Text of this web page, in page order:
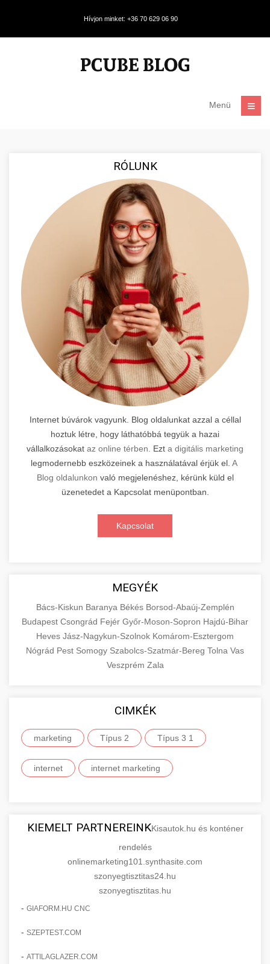
Hívjon minket: +36 70 629 06 90
Menü
RÓLUNK
Internet búvárok vagyunk. Blog oldalunkat azzal a céllal
hoztuk létre, hogy láthatóbbá tegyük a hazai
vállalkozásokat az online térben. Ezt a digitális marketing
legmodernebb eszközeinek a használatával érjük el. A
Blog oldalunkon való megjelenéshez, kérünk küld el
üzenetedet a Kapcsolat menüpontban.
Kapcsolat
MEGYÉK
Bács-Kiskun Baranya Békés Borsod-Abaúj-Zemplén
Budapest Csongrád Fejér Győr-Moson-Sopron Hajdú-Bihar
Heves Jász-Nagykun-Szolnok Komárom-Esztergom
Nógrád Pest Somogy Szabolcs-Szatmár-Bereg Tolna Vas
Veszprém Zala
CIMKÉK
marketing Típus 2 Típus 3 1
internet internet marketing
KIEMELT PARTNEREINKKisautok.hu és konténer
rendelés
onlinemarketing101.synthasite.com
szonyegtisztitas24.hu
szonyegtisztitas.hu
- GIAFORM.HU CNC
- SZEPTEST.COM
- ATTILAGLAZER.COM